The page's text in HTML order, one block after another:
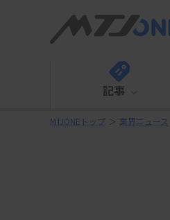
記事
MTJONEトップ ＞ 業界ニュース